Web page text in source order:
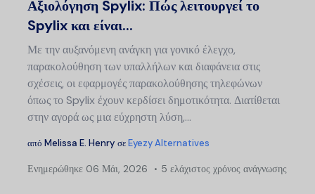
Αξιολόγηση Spylix: Πώς λειτουργεί το
Spylix και είναι...
Με την αυξανόμενη ανάγκη για γονικό έλεγχο,
παρακολούθηση των υπαλλήλων και διαφάνεια στις
σχέσεις, οι εφαρμογές παρακολούθησης τηλεφώνων
όπως το Spylix έχουν κερδίσει δημοτικότητα. Διατίθεται
στην αγορά ως μια εύχρηστη λύση,…
από Melissa E. Henry σεEyezy Alternatives
Ενημερώθηκε 06 Μάι, 2026 5 ελάχιστος χρόνος ανάγνωσης